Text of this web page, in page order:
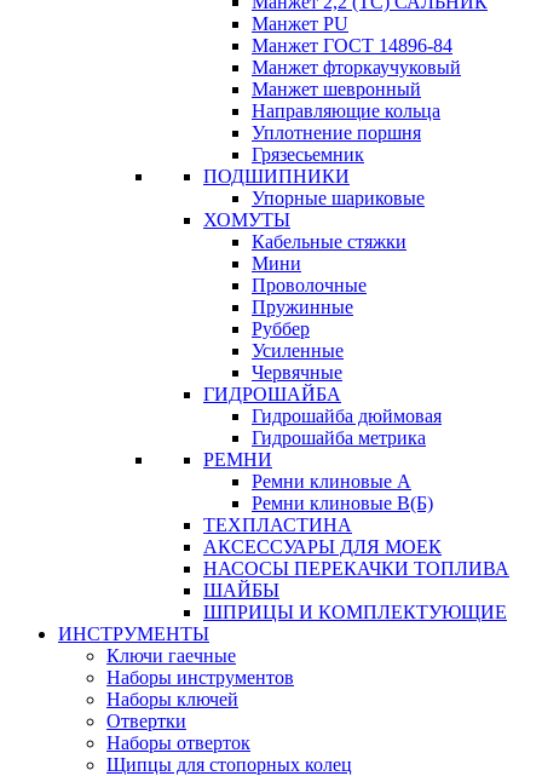
Манжет PU
Манжет ГОСТ 14896-84
Манжет фторкаучуковый
Манжет шевронный
Направляющие кольца
Уплотнение поршня
Грязесьемник
ПОДШИПНИКИ
Упорные шариковые
ХОМУТЫ
Кабельные стяжки
Мини
Проволочные
Пружинные
Руббер
Усиленные
Червячные
ГИДРОШАЙБА
Гидрошайба дюймовая
Гидрошайба метрика
РЕМНИ
Ремни клиновые А
Ремни клиновые В(Б)
ТЕХПЛАСТИНА
АКСЕССУАРЫ ДЛЯ МОЕК
НАСОСЫ ПЕРЕКАЧКИ ТОПЛИВА
ШАЙБЫ
ШПРИЦЫ И КОМПЛЕКТУЮЩИЕ
ИНСТРУМЕНТЫ
Ключи гаечные
Наборы инструментов
Наборы ключей
Отвертки
Наборы отверток
Щипцы для стопорных колец